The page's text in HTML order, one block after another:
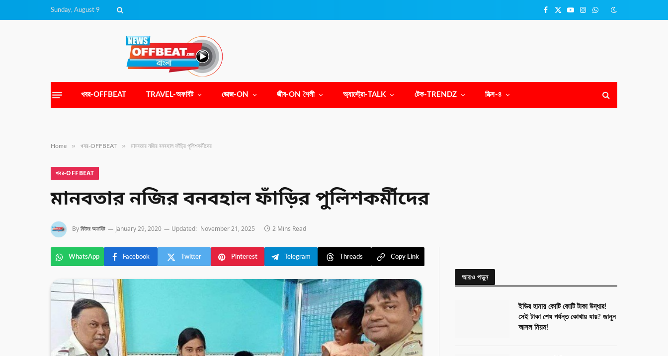
Sunday, August 9
Facebook
X
YouTubeInstagram
WhatsApp
খবর-OFFBEAT TRAVEL-অফবিট ভোজ-ON জীব-ON শৈলী অ্যাস্ট্রো-TALK টেক-TRENDZ মিক্স-৪
Home » খবর-OFFBEAT » মানবতার নজির বনবহাল ফাঁড়ির পুলিশকর্মীদের
খবর-OFFBEAT
মানবতার নজির বনবহাল ফাঁড়ির পুলিশকর্মীদের
Byনিউজ অফবিট January 29, 2020 Updated: November 21, 2025 2 Mins Read
WhatsApp Facebook Twitter Pinterest Telegram Threads Copy Link
আরও পড়ুন
ইডির হানায় কোটি কোটি টাকা উদ্ধার!
সেই টাকা শেষ পর্যন্ত কোথায় যায়? জানুন
আসল নিয়ম!